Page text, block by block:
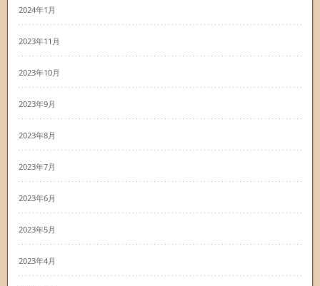
2024年1月
2023年11月
2023年10月
2023年9月
2023年8月
2023年7月
2023年6月
2023年5月
2023年4月